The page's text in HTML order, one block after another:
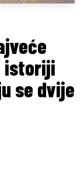
istoriji
se dvije